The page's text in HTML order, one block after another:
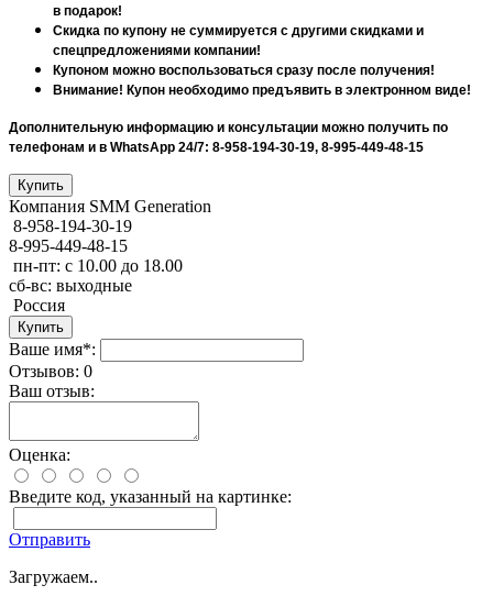
в подарок!
Скидка по купону не суммируется с другими скидками и
спецпредложениями компании!
Купоном можно воспользоваться сразу после получения!
Внимание! Купон необходимо предъявить в электронном виде!
Дополнительную информацию и консультации можно получить по
телефонам и в WhatsApp 24/7: 8-958-194-30-19, 8-995-449-48-15
Компания SMM Generation
8-958-194-30-19
8-995-449-48-15
пн-пт: с 10.00 до 18.00
сб-вс: выходные
Россия
Ваше имя*:
Отзывов: 0
Ваш отзыв:
Оценка:
Введите код, указанный на картинке:
Отправить
Загружаем..